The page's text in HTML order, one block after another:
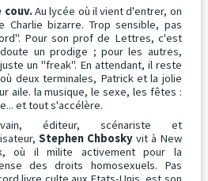
couv.Au lycée où il vient d'entrer, on
Charlie bizarre. Trop sensible, pas
Pour son prof de Lettres, c'est
un prodige ; pour les autres,
un "freak". En attendant, il reste
deux terminales, Patrick et la jolie
aile. la musique, le sexe, les fêtes :
et tout s'accélère.
éditeur, scénariste et
Stephen Chboskyvit à New
où il milite activement pour la
des droits homosexuels. Pas